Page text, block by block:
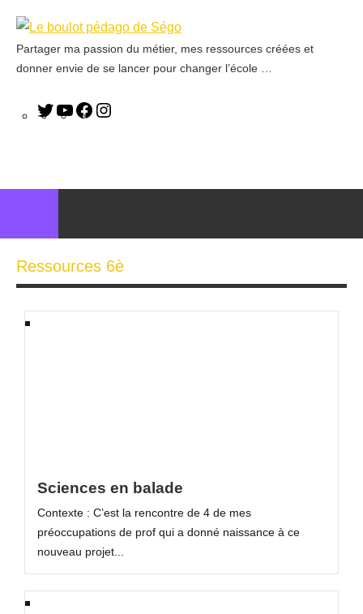
Le
boulot
Partager ma passion du métier, mes ressources créées et
donner envie de se lancer pour changer l’école …
Ressources 6è
Sciences en balade
Contexte : C’est la rencontre de 4 de mes
préoccupations de prof qui a donné naissance à ce
nouveau projet...